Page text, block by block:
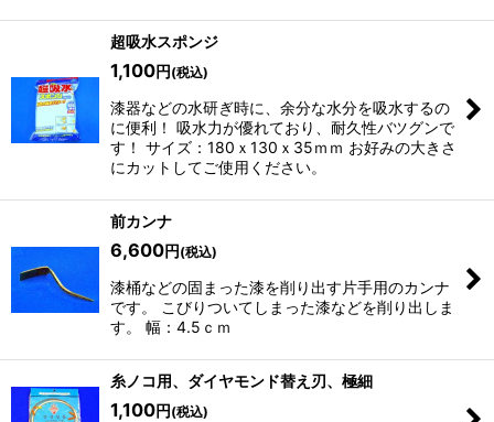
超吸水スポンジ
1,100円 (税込)
漆器などの水研ぎ時に、余分な水分を吸水するの
に便利！ 吸水力が優れており、耐久性バツグンで
す！ サイズ：180ｘ130ｘ35ｍｍ お好みの大きさ
にカットしてご使用ください。
前カンナ
6,600円 (税込)
漆桶などの固まった漆を削り出す片手用のカンナ
です。 こびりついてしまった漆などを削り出しま
す。 幅：4.5ｃｍ
糸ノコ用、ダイヤモンド替え刃、極細
1,100円 (税込)